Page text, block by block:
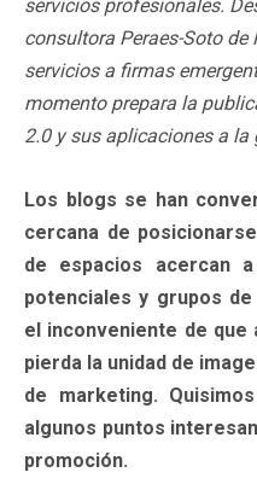
servicios profesionales.
consultora Peraes-Soto
servicios a firmas
momento prepara la
2.0 y sus aplicaciones a la
Los blogs se han
cercana de
de espacios acercan
potenciales y grupos
el inconveniente de
pierda la unidad de
de marketing.
algunos puntos
promoción.